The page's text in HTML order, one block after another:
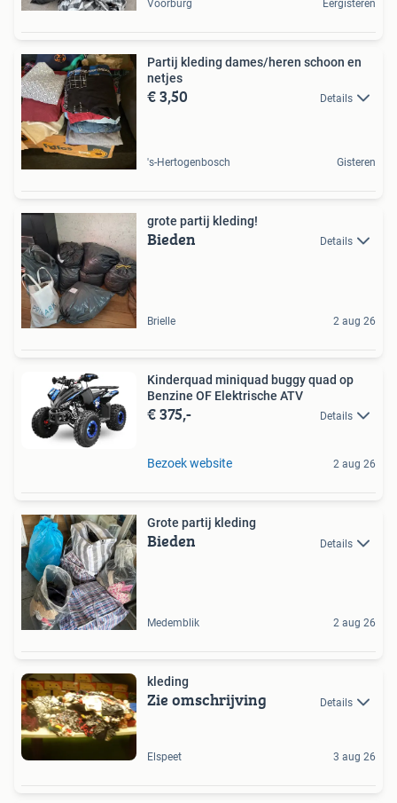
Voorburg Eergisteren
Partij kleding dames/heren schoon en
netjes
€ 3,50 Details
's-Hertogenbosch Gisteren
grote partij kleding!
Bieden Details
Brielle 2 aug 26
Kinderquad miniquad buggy quad op
Benzine OF Elektrische ATV
€ 375,- Details
Bezoek website 2 aug 26
Grote partij kleding
Bieden Details
Medemblik 2 aug 26
kleding
Zie omschrijving Details
Elspeet 3 aug 26